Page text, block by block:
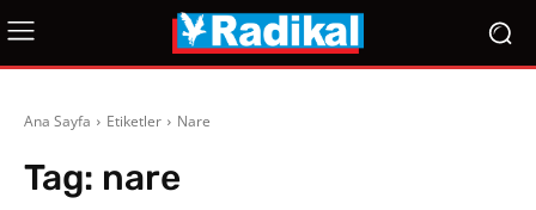
Ana Sayfa Etiketler Nare
Tag: nare